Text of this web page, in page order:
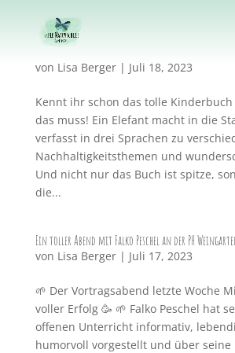
von Lisa Berger| Juli 18, 2023
Kennt ihr schon das tolle Kinderbuch
das muss! Ein Elefant macht in die
verfasst in drei Sprachen zu
Nachhaltigkeitsthemen und
Und nicht nur das Buch ist spitze,
die...
Ein toller Abend mit Falko Peschel an der PH
von Lisa Berger| Juli 17, 2023
🌱 Der Vortragsabend letzte Woche
voller Erfolg 🥳 🌱 Falko Peschel hat
offenen Unterricht informativ,
humorvoll vorgestellt und über seine